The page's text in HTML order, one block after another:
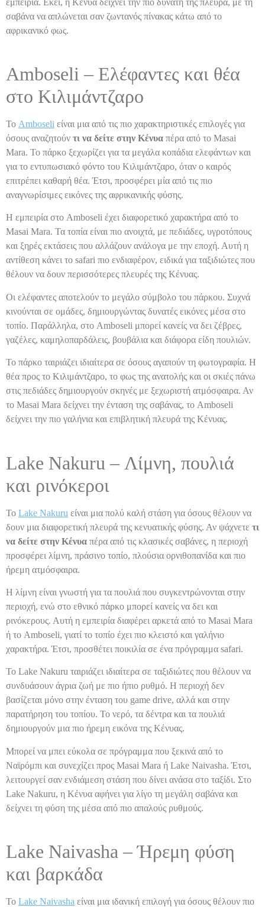
σαβάνα να απλώνεται σαν ζωντανός πίνακας κάτω από το
αφρικανικό φως.
Amboseli – Ελέφαντες και θέα
στο Κιλιμάντζαρο
Το Amboseli είναι μια από τις πιο χαρακτηριστικές επιλογές για
όσους αναζητούν τι να δείτε στην Κένυα πέρα από το Masai
Mara. Το πάρκο ξεχωρίζει για τα μεγάλα κοπάδια ελεφάντων και
για το εντυπωσιακό φόντο του Κιλιμάντζαρο, όταν ο καιρός
επιτρέπει καθαρή θέα. Έτσι, προσφέρει μία από τις πιο
αναγνωρίσιμες εικόνες της αφρικανικής φύσης.
Η εμπειρία στο Amboseli έχει διαφορετικό χαρακτήρα από το
Masai Mara. Τα τοπία είναι πιο ανοιχτά, με πεδιάδες, υγροτόπους
και ξηρές εκτάσεις που αλλάζουν ανάλογα με την εποχή. Αυτή η
αντίθεση κάνει το safari πιο ενδιαφέρον, ειδικά για ταξιδιώτες που
θέλουν να δουν περισσότερες πλευρές της Κένυας.
Οι ελέφαντες αποτελούν το μεγάλο σύμβολο του πάρκου. Συχνά
κινούνται σε ομάδες, δημιουργώντας δυνατές εικόνες μέσα στο
τοπίο. Παράλληλα, στο Amboseli μπορεί κανείς να δει ζέβρες,
γαζέλες, καμηλοπαρδάλεις, βουβάλια και διάφορα είδη πουλιών.
Το πάρκο ταιριάζει ιδιαίτερα σε όσους αγαπούν τη φωτογραφία. Η
θέα προς το Κιλιμάντζαρο, το φως της ανατολής και οι σκιές πάνω
στις πεδιάδες δημιουργούν σκηνές με ξεχωριστή ατμόσφαιρα. Αν
το Masai Mara δείχνει την ένταση της σαβάνας, το Amboseli
δείχνει την πιο γαλήνια και επιβλητική πλευρά της Κένυας.
Lake Nakuru – Λίμνη, πουλιά
και ρινόκεροι
Το Lake Nakuru είναι μια πολύ καλή στάση για όσους θέλουν να
δουν μια διαφορετική πλευρά της κενυατικής φύσης. Αν ψάχνετε τι
να δείτε στην Κένυα πέρα από τις κλασικές σαβάνες, η περιοχή
προσφέρει λίμνη, πράσινο τοπίο, πλούσια ορνιθοπανίδα και πιο
ήρεμη ατμόσφαιρα.
Η λίμνη είναι γνωστή για τα πουλιά που συγκεντρώνονται στην
περιοχή, ενώ στο εθνικό πάρκο μπορεί κανείς να δει και
ρινόκερους. Αυτή η εμπειρία διαφέρει αρκετά από το Masai Mara
ή το Amboseli, γιατί το τοπίο έχει πιο κλειστό και γαλήνιο
χαρακτήρα. Έτσι, προσθέτει ποικιλία σε ένα πρόγραμμα safari.
Το Lake Nakuru ταιριάζει ιδιαίτερα σε ταξιδιώτες που θέλουν να
συνδυάσουν άγρια ζωή με πιο ήπιο ρυθμό. Η περιοχή δεν
βασίζεται μόνο στην ένταση του game drive, αλλά και στην
παρατήρηση του τοπίου. Το νερό, τα δέντρα και τα πουλιά
δημιουργούν μια πιο ήρεμη εικόνα της Κένυας.
Μπορεί να μπει εύκολα σε πρόγραμμα που ξεκινά από το
Ναϊρόμπι και συνεχίζει προς Masai Mara ή Lake Naivasha. Έτσι,
λειτουργεί σαν ενδιάμεση στάση που δίνει ανάσα στο ταξίδι. Στο
Lake Nakuru, η Κένυα αφήνει για λίγο τη μεγάλη σαβάνα και
δείχνει τη φύση της μέσα από πιο απαλούς ρυθμούς.
Lake Naivasha – Ήρεμη φύση
και βαρκάδα
Το Lake Naivasha είναι μια ιδανική επιλογή για όσους θέλουν πιο